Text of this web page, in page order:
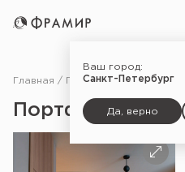
Ваш город:
Санкт-Петербург
Да, верно
Главная Портфолио
Портфолио